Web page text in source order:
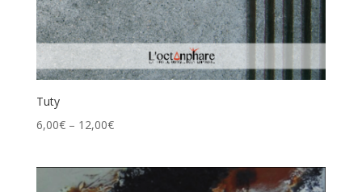
Tuty
6,00€– 12,00€